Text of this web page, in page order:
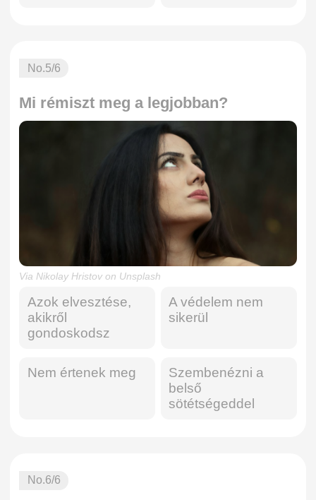
No.5/6
Mi rémiszt meg a legjobban?
Via Nikolay Hristov on Unsplash
Azok elvesztése,
akikről
gondoskodsz
A védelem nem
sikerül
Nem értenek meg
Szembenézni a
belső
sötétségeddel
No.6/6